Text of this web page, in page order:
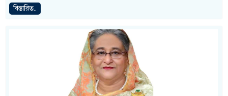
বিস্তারিত..